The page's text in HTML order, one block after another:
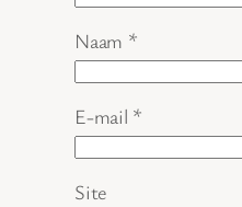
Naam *
E-mail *
Site